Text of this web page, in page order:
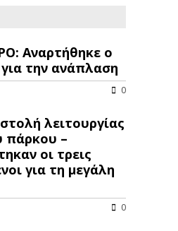
Αναρτήθηκε ο
την ανάπλαση
0
λειτουργίας
πάρκου –
οι τρεις
για τη μεγάλη
0